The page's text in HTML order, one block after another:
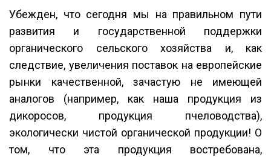
Убежден, что сегодня мы на правильном пути
развития и государственной поддержки
органического сельского хозяйства и, как
следствие, увеличения поставок на европейские
рынки качественной, зачастую не имеющей
аналогов (например, как наша продукция из
дикоросов, продукция пчеловодства),
экологически чистой органической продукции! О
том, что эта продукция востребована,